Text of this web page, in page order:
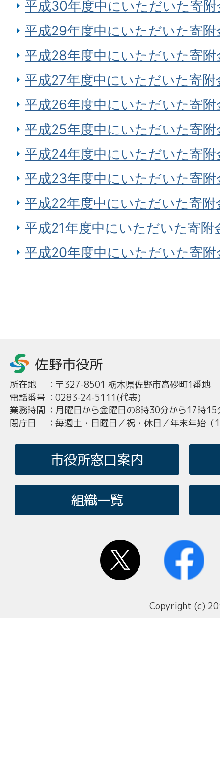
平成30年度中にいただいた寄附
平成29年度中にいただいた寄附
平成28年度中にいただいた寄附
平成27年度中にいただいた寄附
平成26年度中にいただいた寄附
平成25年度中にいただいた寄附
平成24年度中にいただいた寄附
平成23年度中にいただいた寄附
平成22年度中にいただいた寄附
平成21年度中にいただいた寄附
平成20年度中にいただいた寄附
所在地 ： 〒327-8501 栃木県佐野市高砂町1番地
電話番号 ： 0283-24-5111(代表)
業務時間 ： 月曜日から金曜日の8時30分から17時15
閉庁日
： 毎週土・日曜日／祝・休日／年末年始
市役所窓口案内
組織一覧
Copyright (c)